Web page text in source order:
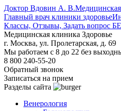
Доктор Вдовин А. В.
Главный врач клиники здоровье
Классы, Отзывы, Задать вопрос
Медицинская клиника Здоровье
г. Москва, ул. Пролетарская, д. 69
Мы работаем с 8 до 22 без
8 800 240-55-20
Обратный звонок
Записаться на прием
Разделы сайта
Венерология